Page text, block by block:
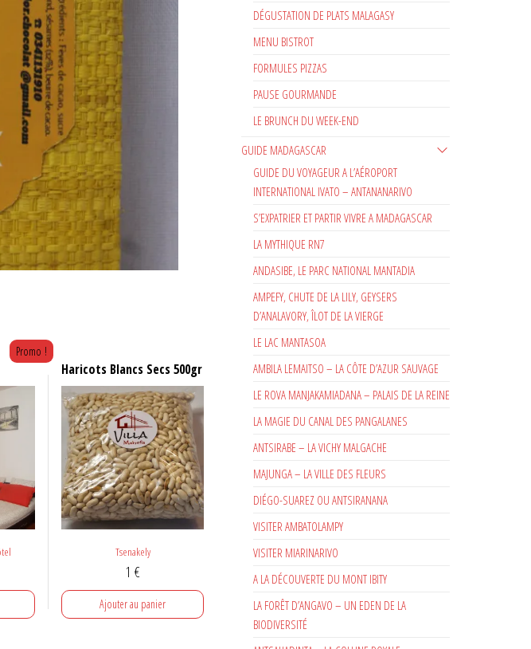
Promo !
Haricots Blancs Secs 500gr
Tsenakely
1€
Ajouter au panier
DÉGUSTATION DE PLATS MALAGASY
MENU BISTROT
FORMULES PIZZAS
PAUSE GOURMANDE
LE BRUNCH DU WEEK-END
GUIDE MADAGASCAR
GUIDE DU VOYAGEUR A L’AÉROPORT
INTERNATIONAL IVATO – ANTANANARIVO
S’EXPATRIER ET PARTIR VIVRE A MADAGASCAR
LA MYTHIQUE RN7
ANDASIBE, LE PARC NATIONAL MANTADIA
AMPEFY, CHUTE DE LA LILY, GEYSERS
D’ANALAVORY, ÎLOT DE LA VIERGE
LE LAC MANTASOA
AMBILA LEMAITSO – LA CÔTE D’AZUR SAUVAGE
LE ROVA MANJAKAMIADANA – PALAIS DE LA REINE
LA MAGIE DU CANAL DES PANGALANES
ANTSIRABE – LA VICHY MALGACHE
MAJUNGA – LA VILLE DES FLEURS
DIÉGO-SUAREZ OU ANTSIRANANA
VISITER AMBATOLAMPY
VISITER MIARINARIVO
A LA DÉCOUVERTE DU MONT IBITY
LA FORÊT D’ANGAVO – UN EDEN DE LA
BIODIVERSITÉ